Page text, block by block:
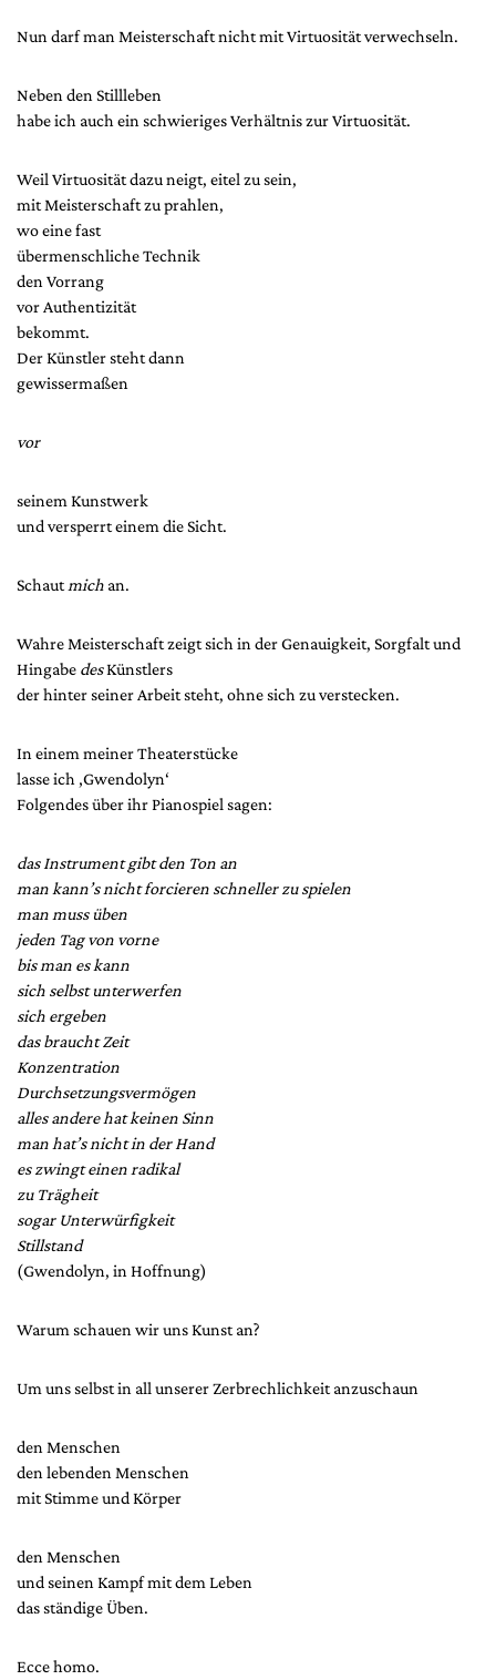
Nun darf man Meisterschaft nicht mit Virtuosität verwechseln.
Neben den Stillleben
habe ich auch ein schwieriges Verhältnis zur Virtuosität.
Weil Virtuosität dazu neigt, eitel zu sein,
mit Meisterschaft zu prahlen,
wo eine fast
übermenschliche Technik
den Vorrang
vor Authentizität
bekommt.
Der Künstler steht dann
gewissermaßen
vor
seinem Kunstwerk
und versperrt einem die Sicht.
Schaut mich an.
Wahre Meisterschaft zeigt sich in der Genauigkeit, Sorgfalt und
Hingabe desKünstlers
der hinter seiner Arbeit steht, ohne sich zu verstecken.
In einem meiner Theaterstücke
lasse ich ‚Gwendolyn‘
Folgendes über ihr Pianospiel sagen:
das Instrument gibt den Ton an
man kann’s nicht forcieren schneller zu spielen
man muss üben
jeden Tag von vorne
bis man es kann
sich selbst unterwerfen
sich ergeben
das braucht Zeit
Konzentration
Durchsetzungsvermögen
alles andere hat keinen Sinn
man hat’s nicht in der Hand
es zwingt einen radikal
zu Trägheit
sogar Unterwürfigkeit
Stillstand
(Gwendolyn, in Hoffnung)
Warum schauen wir uns Kunst an?
Um uns selbst in all unserer Zerbrechlichkeit anzuschaun
den Menschen
den lebenden Menschen
mit Stimme und Körper
den Menschen
und seinen Kampf mit dem Leben
das ständige Üben.
Ecce homo.